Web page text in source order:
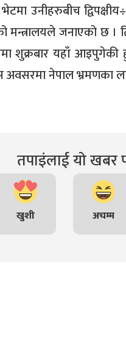
उनीहरुबीच
मन्त्रालयले जनाएको छ
शुक्रबार यहाँ आइपुगेकी
नेपाल भ्रमणका
तपाइंलाई यो खबर
खुशी अचम्म